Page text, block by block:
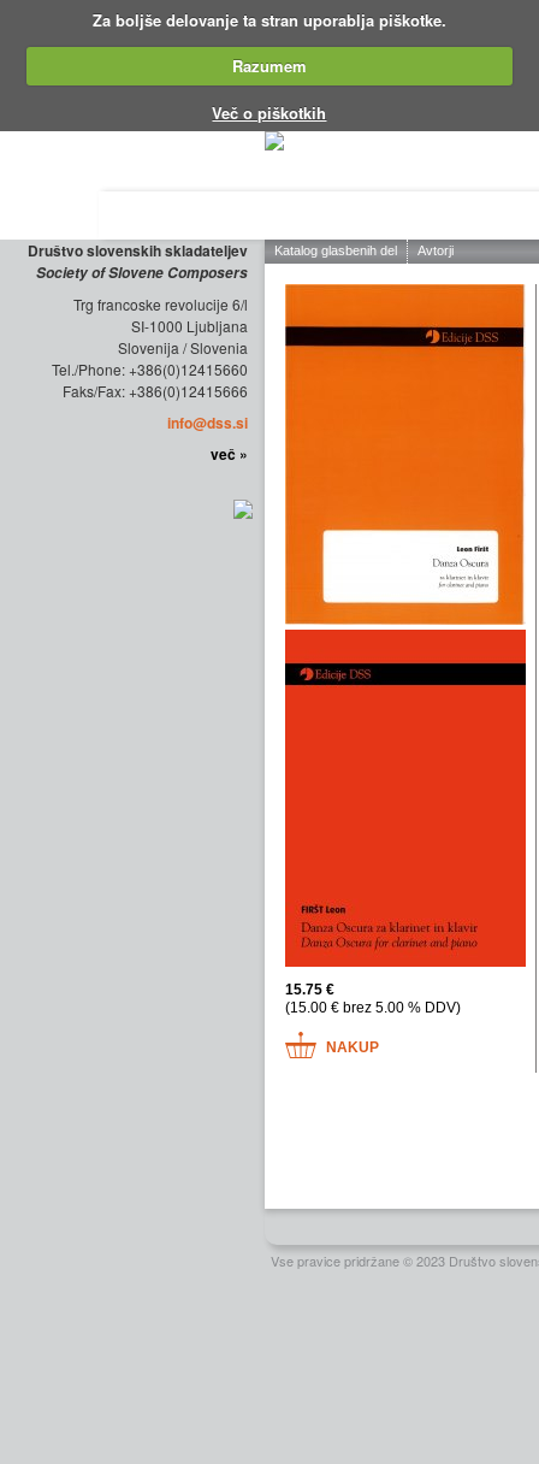
Za boljše delovanje ta stran uporablja piškotke.
Razumem
Več o piškotkih
Društvo slovenskih skladateljev
Society of Slovene Composers
Trg francoske revolucije 6/l
SI-1000 Ljubljana
Slovenija / Slovenia
Tel./Phone: +386(0)12415660
Faks/Fax: +386(0)12415666
info@dss.si
več »
Vse pravice pridržane © 2023 Društvo